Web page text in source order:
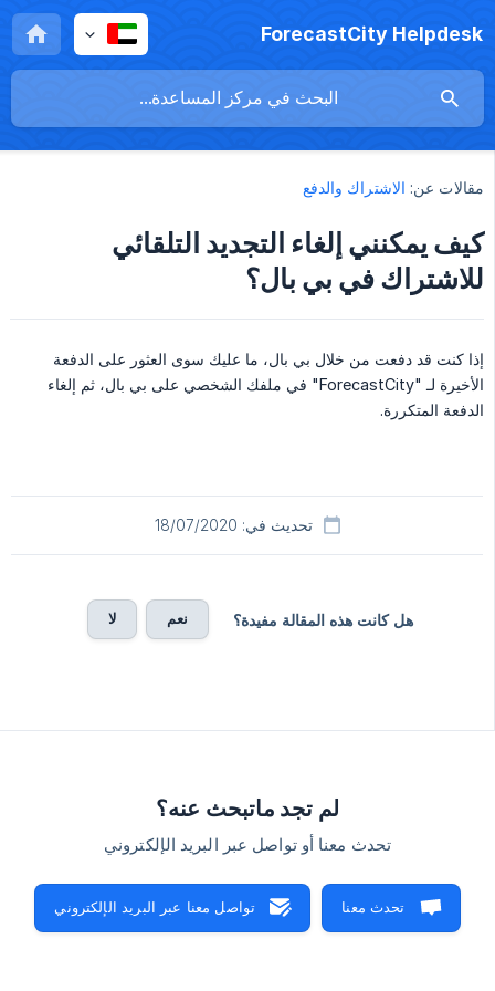
ForecastCity Helpdesk
مقالات عن: الاشتراك والدفع
كيف يمكنني إلغاء التجديد التلقائي
للاشتراك في بي بال؟
إذا كنت قد دفعت من خلال بي بال، ما عليك سوى العثور على الدفعة
الأخيرة لـ "ForecastCity" في ملفك الشخصي على بي بال، ثم إلغاء
الدفعة المتكررة.
تحديث في: 18/07/2020
هل كانت هذه المقالة مفيدة؟ نعم لا
لم تجد ماتبحث عنه؟
تحدث معنا أو تواصل عبر البريد الإلكتروني
تحدث معنا تواصل معنا عبر البريد الإلكتروني